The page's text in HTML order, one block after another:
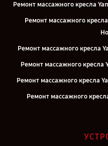
Ремонт массажного кресла
Ремонт массажного
Ремонт массажного кресла
Ремонт массажного кресла
Ремонт массажного кресла
Ремонт массажного